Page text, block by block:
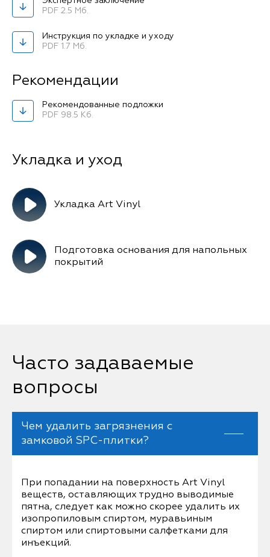
PDF 2.5 Мб.
Инструкция по укладке и уходу
PDF 1.7 Мб.
Рекомендации
Рекомендованные подложки
PDF 98.5 Кб.
Укладка Art Vinyl
Подготовка основания для напольных
покрытий
Часто задаваемые
вопросы
Чем удалить загрязнения с
замковой SPC-плитки?
При попадании на поверхность Art Vinyl
веществ, оставляющих трудно выводимые
пятна, следует как можно скорее удалить их
изопропиловым спиртом, муравьиным
спиртом или спиртовыми салфетками для
инъекций.